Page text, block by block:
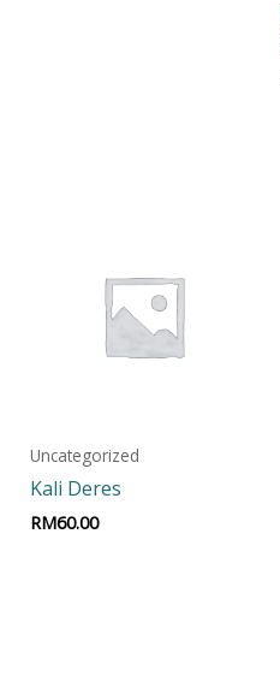
Uncategorized
Kali Deres
RM60.00